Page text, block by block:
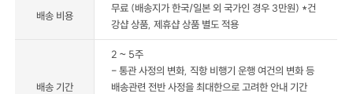
배송 비용
무료 (배송지가 한국/일본 외 국가인 경우 3만원) *건
강샵 상품, 제휴샵 상품 별도 적용
배송 기간
2 ~ 5주
- 통관 사정의 변화, 직항 비행기 운행 여건의 변화 등
배송관련 전반 사정을 최대한으로 고려한 안내 기간